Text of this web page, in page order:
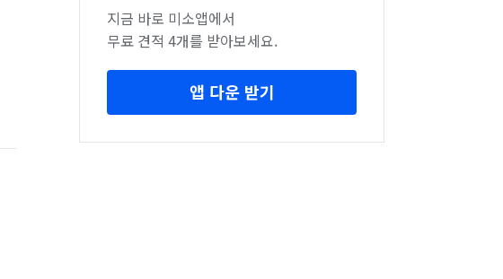
지금 바로 미소앱에서
무료 견적 4개를 받아보세요.
앱 다운 받기